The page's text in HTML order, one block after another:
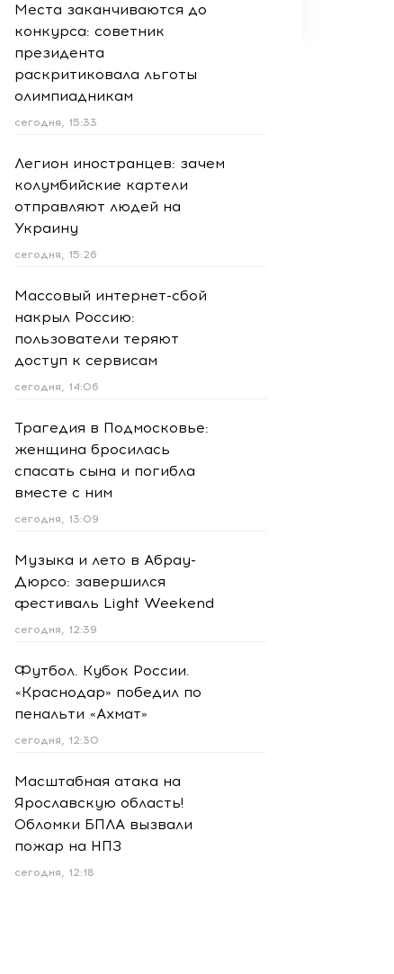
Места заканчиваются до
конкурса: советник
президента
раскритиковала льготы
олимпиадникам
сегодня, 15:33
Легион иностранцев: зачем
колумбийские картели
отправляют людей на
Украину
сегодня, 15:26
Массовый интернет-сбой
накрыл Россию:
пользователи теряют
доступ к сервисам
сегодня, 14:06
Трагедия в Подмосковье:
женщина бросилась
спасать сына и погибла
вместе с ним
сегодня, 13:09
Музыка и лето в Абрау-
Дюрсо: завершился
фестиваль Light Weekend
сегодня, 12:39
Футбол. Кубок России.
«Краснодар» победил по
пенальти «Ахмат»
сегодня, 12:30
Масштабная атака на
Ярославскую область!
Обломки БПЛА вызвали
пожар на НПЗ
сегодня, 12:18